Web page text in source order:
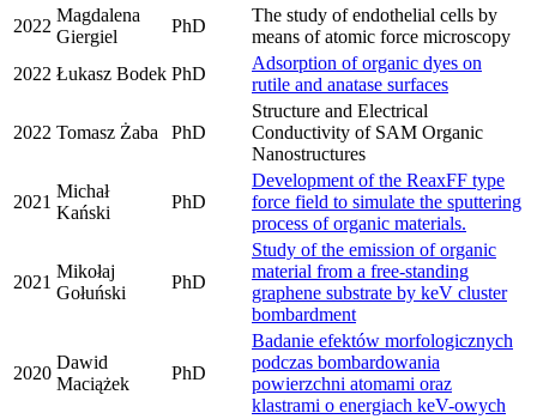
2022
Magdalena
Giergiel
PhD
The study of endothelial cells by
means of atomic force microscopy
2022 Łukasz Bodek PhD
Adsorption of organic dyes on
rutile and anatase surfaces
2022 Tomasz Żaba PhD
Structure and Electrical
Conductivity of SAM Organic
Nanostructures
2021
Michał
Kański
PhD
Development of the ReaxFF type
force field to simulate the sputtering
process of organic materials.
2021
Mikołaj
Gołuński
PhD
Study of the emission of organic
material from a free-standing
graphene substrate by keV cluster
bombardment
2020
Dawid
Maciążek
PhD
Badanie efektów morfologicznych
podczas bombardowania
powierzchni atomami oraz
klastrami o energiach keV-owych